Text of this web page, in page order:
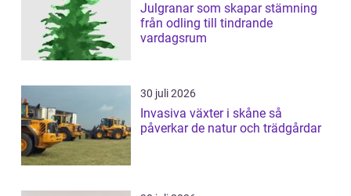
Julgranar som skapar stämning
från odling till tindrande
vardagsrum
30 juli 2026
Invasiva växter i skåne så
påverkar de natur och trädgårdar